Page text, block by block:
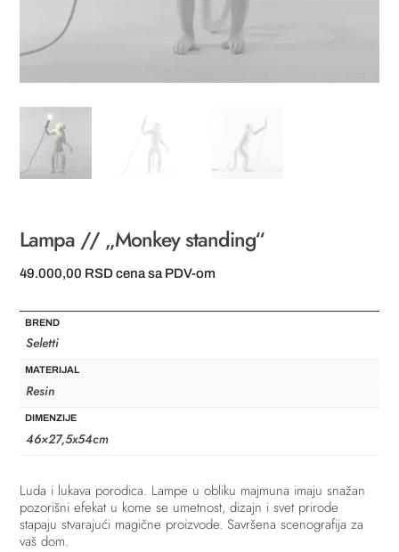
Lampa // „Monkey standing“
49.000,00 RSD cena sa PDV-om
BREND
Seletti
MATERIJAL
Resin
DIMENZIJE
46×27,5x54cm
Luda i lukava porodica. Lampe u obliku majmuna imaju snažan
pozorišni efekat u kome se umetnost, dizajn i svet prirode
stapaju stvarajući magične proizvode. Savršena scenografija za
vaš dom.